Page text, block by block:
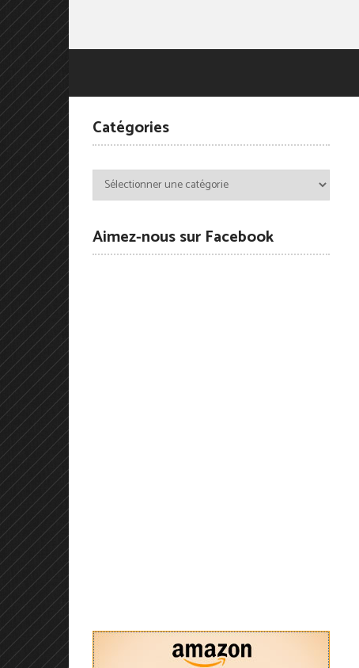
Catégories
Catégories
Aimez-nous sur Facebook